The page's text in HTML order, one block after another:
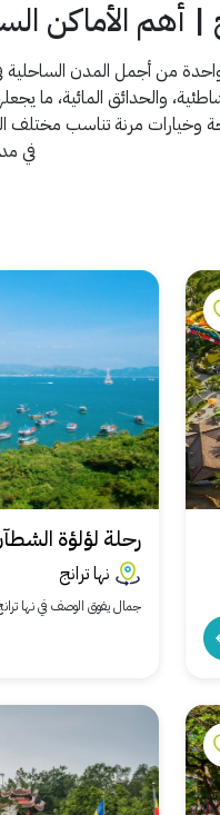
| أهم الأماكن
من أجمل المدن الساحلية في
والحدائق المائية،
وخيارات مرنة تناسب مختلف
في
رحلة لؤلؤة
نها ترانج
جمال يفوق الوصف في نها